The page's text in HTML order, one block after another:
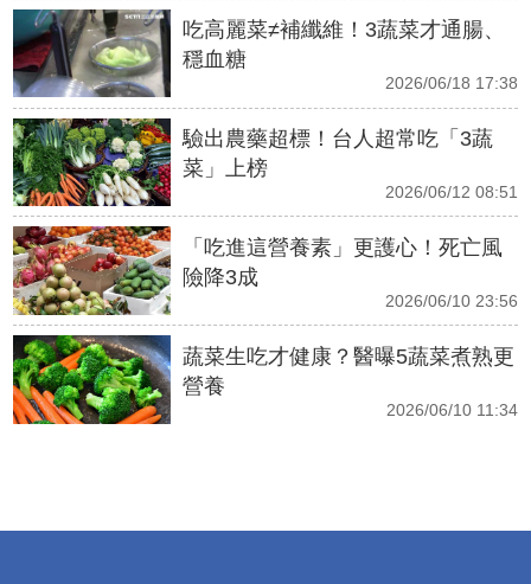
吃高麗菜≠補纖維！3蔬菜才通腸、
穩血糖
2026/06/18 17:38
驗出農藥超標！台人超常吃「3蔬
菜」上榜
2026/06/12 08:51
「吃進這營養素」更護心！死亡風
險降3成
2026/06/10 23:56
蔬菜生吃才健康？醫曝5蔬菜煮熟更
營養
2026/06/10 11:34